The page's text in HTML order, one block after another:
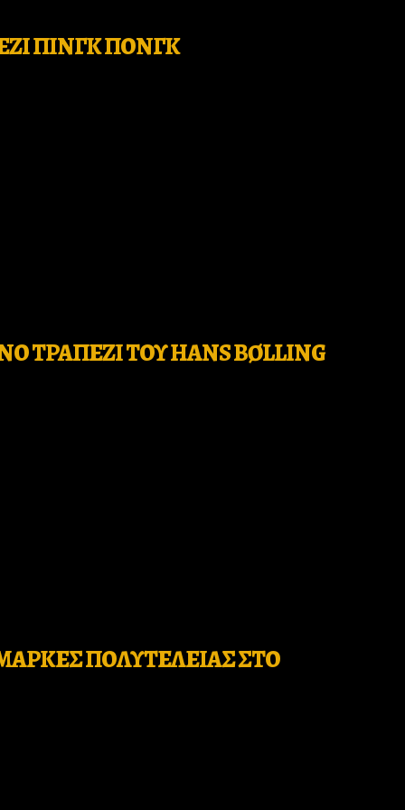
ΠΙΝΓΚ ΠΟΝΓΚ
ΤΡΑΠΕΖΙ ΤΟΥ HANS BØLLING
ΠΟΛΥΤΕΛΕΙΑΣ ΣΤΟ